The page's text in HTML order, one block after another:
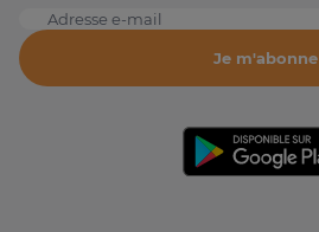
Adresse e-mail
Je m'abonne